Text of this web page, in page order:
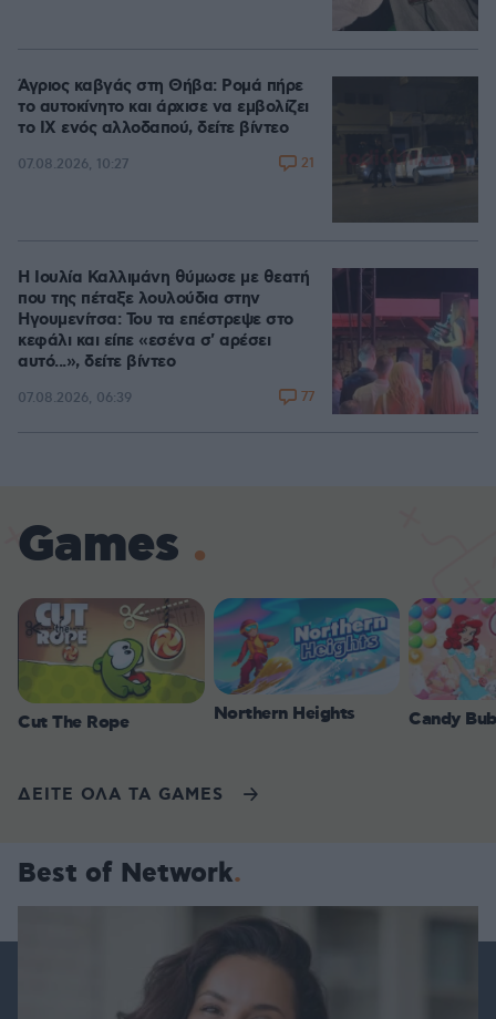
Άγριος καβγάς στη Θήβα: Ρομά πήρε
το αυτοκίνητο και άρχισε να εμβολίζει
το ΙΧ ενός αλλοδαπού, δείτε βίντεο
07.08.2026, 10:27 21
Η Ιουλία Καλλιμάνη θύμωσε με θεατή
που της πέταξε λουλούδια στην
Ηγουμενίτσα: Του τα επέστρεψε στο
κεφάλι και είπε «εσένα σ' αρέσει
αυτό...», δείτε βίντεο
07.08.2026, 06:39 77
Games
Cut The Rope Northern Heights Candy
ΔΕΙΤΕ ΟΛΑ ΤΑ GAMES
Best of Network